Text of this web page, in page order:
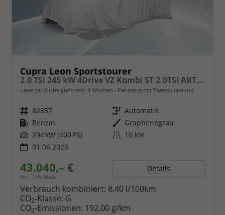
Cupra Leon Sportstourer
2.0 TSI 245 kW 4Drive VZ Kombi ST 2.0TSI ABT AHK ACC
unverbindliche Lieferzeit: 4 Wochen Fahrzeug mit Tageszulassung
Fahrzeugnr. 82857 Getriebe Automatik
Kraftstoff Benzin Außenfarbe Graphenegrau
Leistung 294 kW (400 PS) Kilometerstand 10 km
01.06.2026
43.040,– €
incl. 19% MwSt.
Details
Verbrauch kombiniert: 8,40 l/100km
CO2-Klasse: G
CO2-Emissionen: 192,00 g/km